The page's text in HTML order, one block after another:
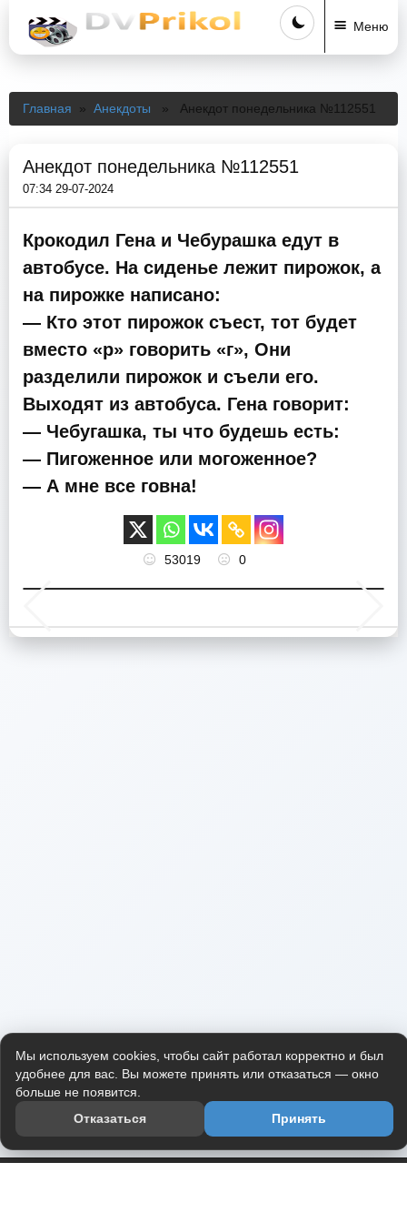
Меню
Главная » Анекдоты » Анекдот понедельника №112551
Анекдот понедельника №112551
07:34 29-07-2024
Крокодил Гена и Чебурашка едут в
автобусе. На сиденье лежит пирожок, а
на пирожке написано:
— Кто этот пирожок съест, тот будет
вместо «р» говорить «г», Они
разделили пирожок и съели его.
Выходят из автобуса. Гена говорит:
— Чебугашка, ты что будешь есть:
— Пигоженное или могоженное?
— А мне все говна!
53019 0
Мы используем cookies, чтобы сайт работал корректно и был
удобнее для вас. Вы можете принять или отказаться — окно
больше не появится.
Отказаться
Принять